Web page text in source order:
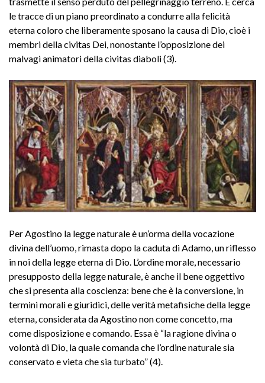
le tracce di un piano preordinato a condurre alla felicità
eterna coloro che liberamente sposano la causa di Dio, cioè i
membri della civitas Dei, nonostante l’opposizione dei
malvagi animatori della civitas diaboli (3).
Per Agostino la legge naturale è un’orma della vocazione
divina dell’uomo, rimasta dopo la caduta di Adamo, un riflesso
in noi della legge eterna di Dio. L’ordine morale, necessario
presupposto della legge naturale, è anche il bene oggettivo
che si presenta alla coscienza: bene che è la conversione, in
termini morali e giuridici, delle verità metafisiche della legge
eterna, considerata da Agostino non come concetto, ma
come disposizione e comando. Essa è “la ragione divina o
volontà di Dio, la quale comanda che l’ordine naturale sia
conservato e vieta che sia turbato” (4).